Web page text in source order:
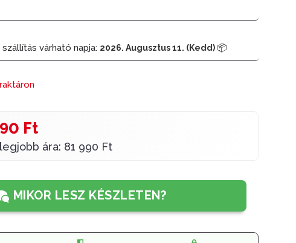
várható napja: 2026. Augusztus 11. (Kedd) 📦
Ft
ára: 81 990 Ft
MIKOR LESZ KÉSZLETEN?